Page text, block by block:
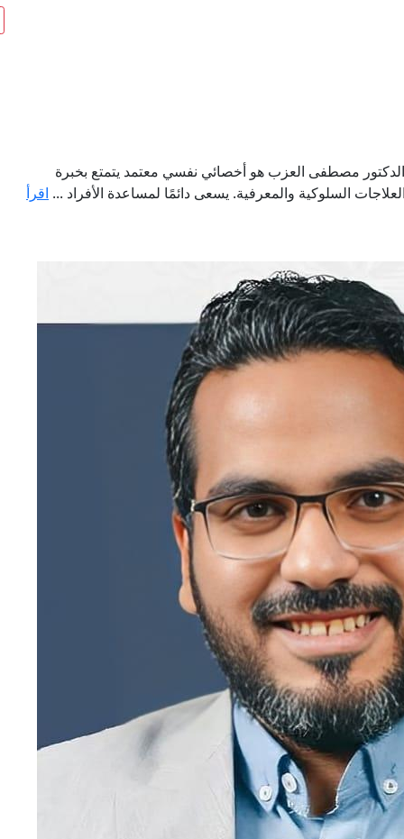
مصطفى العزب هو أخصائي نفسي معتمد يتمتع بخبرة
السلوكية والمعرفية. يسعى دائمًا لمساعدة الأفراد ... اقرأ